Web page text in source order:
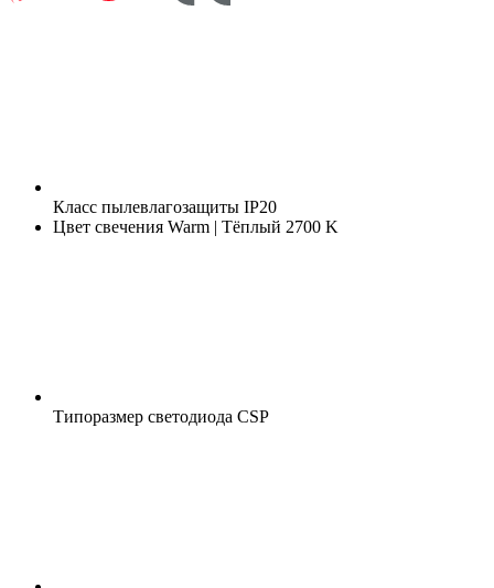
Класс пылевлагозащиты IP20
Цвет свечения Warm | Тёплый 2700 K
Типоразмер светодиода CSP